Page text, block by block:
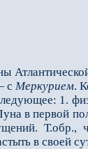
с Меркурием.
1.
в первой
Т.обр.,
в своей